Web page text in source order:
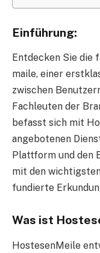
Einführung:
Entdecken Sie die
maile, einer
zwischen
Fachleuten der
befasst sich mit
angebotenen
Plattform und den
mit den
fundierte
Was ist H
HostesenMeile